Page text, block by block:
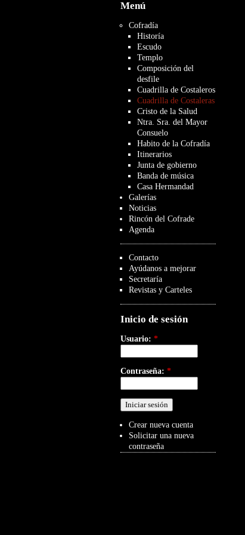
Menú
Cofradía
Historía
Escudo
Templo
Composición del
desfile
Cuadrilla de Costaleros
Cuadrilla de Costaleras
Cristo de la Salud
Ntra. Sra. del Mayor
Consuelo
Habito de la Cofradía
Itinerarios
Junta de gobierno
Banda de música
Casa Hermandad
Galerías
Noticias
Rincón del Cofrade
Agenda
Contacto
Ayúdanos a mejorar
Secretaría
Revistas y Carteles
Inicio de sesión
Usuario: *
Contraseña: *
Crear nueva cuenta
Solicitar una nueva
contraseña